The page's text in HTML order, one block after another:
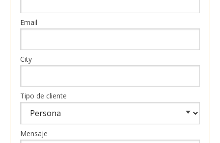
Email
City
Tipo de cliente
Mensaje